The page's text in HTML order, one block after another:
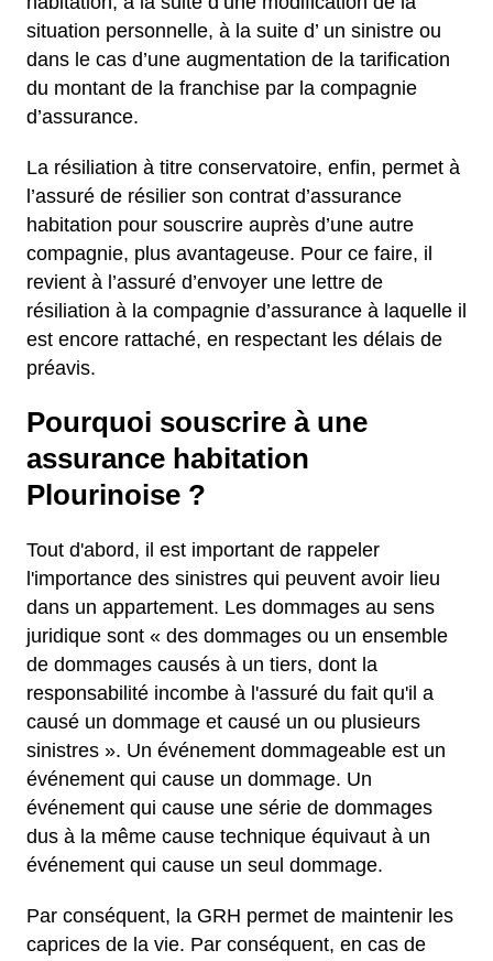
situation personnelle, à la suite d’ un sinistre ou
dans le cas d’une augmentation de la tarification
du montant de la franchise par la compagnie
d’assurance.
La résiliation à titre conservatoire, enfin, permet à
l’assuré de résilier son contrat d’assurance
habitation pour souscrire auprès d’une autre
compagnie, plus avantageuse. Pour ce faire, il
revient à l’assuré d’envoyer une lettre de
résiliation à la compagnie d’assurance à laquelle il
est encore rattaché, en respectant les délais de
préavis.
Pourquoi souscrire à une
assurance habitation
Plourinoise ?
Tout d'abord, il est important de rappeler
l'importance des sinistres qui peuvent avoir lieu
dans un appartement. Les dommages au sens
juridique sont « des dommages ou un ensemble
de dommages causés à un tiers, dont la
responsabilité incombe à l'assuré du fait qu'il a
causé un dommage et causé un ou plusieurs
sinistres ». Un événement dommageable est un
événement qui cause un dommage. Un
événement qui cause une série de dommages
dus à la même cause technique équivaut à un
événement qui cause un seul dommage.
Par conséquent, la GRH permet de maintenir les
caprices de la vie. Par conséquent, en cas de